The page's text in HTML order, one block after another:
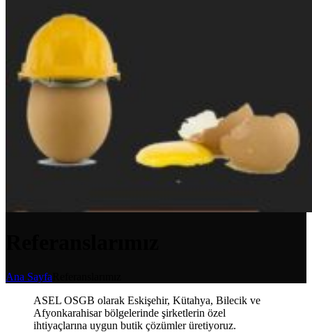
Ana Sayfa
ASEL OSGB olarak Eskişehir, Kütahya, Bilecik ve
Afyonkarahisar bölgelerinde şirketlerin özel
ihtiyaçlarına uygun butik çözümler üretiyoruz.